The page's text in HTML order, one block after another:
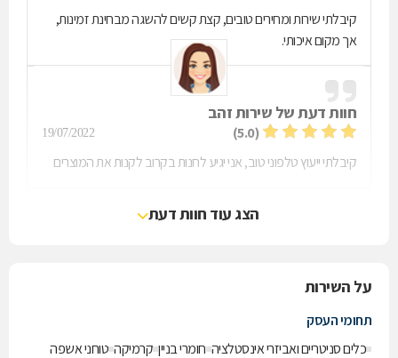
קיבלתי שירות ומחירים טובים, קצת קשים להשגה מבחינת זמינות,
אך מקום איכותי.
חוות דעת של שירות זהב
(5.0)
19/07/2022
קיבלתי ייעוץ טלפוני טוב, אני יגיע לחנות בקרוב לקנות את המוצרים
הצג עוד חוות דעת
על השירות
תחומי העסק
כלים סניטריים ואביזרי אינסטלציה חומרי בניין קרמיקה טוחני אשפה